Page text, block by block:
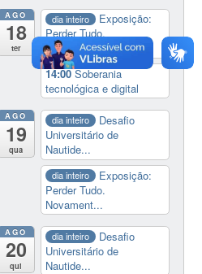
AGO
18
ter
dia inteiro
Exposição:
Perder Tudo.
Novament...
14:00Soberania
tecnológica e digital
AGO
19
qua
dia inteiro
Desafio
Universitário de
Nautide...
dia inteiro
Exposição:
Perder Tudo.
Novament...
AGO
20
qui
dia inteiro
Desafio
Universitário de
Nautide...